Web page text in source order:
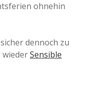
ohnehin
dennoch zu
wiederSensible